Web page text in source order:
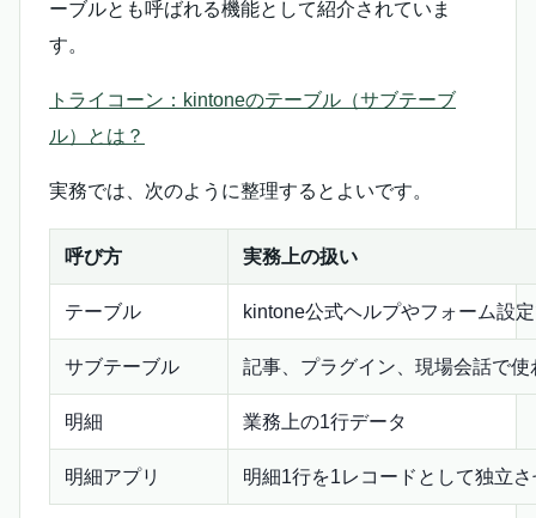
ーブルとも呼ばれる機能として紹介されていま
す。
トライコーン：kintoneのテーブル（サブテーブ
ル）とは？
実務では、次のように整理するとよいです。
呼び方 実務上の扱い
テーブル kintone公式ヘルプやフォーム設
サブテーブル 記事、プラグイン、現場会話で使
明細 業務上の1行データ
明細アプリ 明細1行を1レコードとして独立